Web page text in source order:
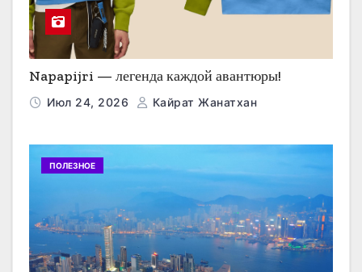
Napapijri — легенда каждой авантюры!
Июл 24, 2026 Кайрат Жанатхан
ПОЛЕЗНОЕ